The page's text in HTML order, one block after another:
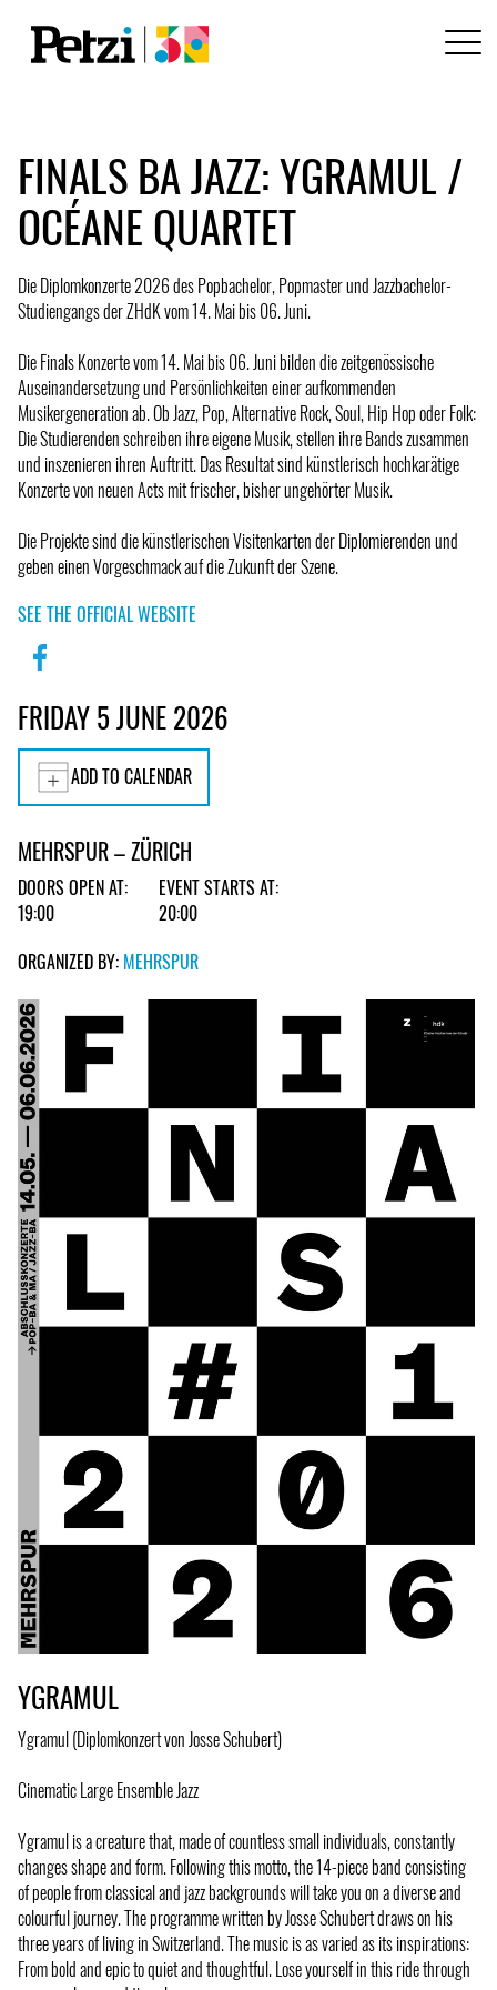
FINALS BA JAZZ: YGRAMUL /
OCÉANE QUARTET
Die Diplomkonzerte 2026 des Popbachelor, Popmaster und Jazzbachelor-
Studiengangs der ZHdK vom 14. Mai bis 06. Juni.
Die Finals Konzerte vom 14. Mai bis 06. Juni bilden die zeitgenössische
Auseinandersetzung und Persönlichkeiten einer aufkommenden
Musikergeneration ab. Ob Jazz, Pop, Alternative Rock, Soul, Hip Hop oder Folk:
Die Studierenden schreiben ihre eigene Musik, stellen ihre Bands zusammen
und inszenieren ihren Auftritt. Das Resultat sind künstlerisch hochkarätige
Konzerte von neuen Acts mit frischer, bisher ungehörter Musik.
Die Projekte sind die künstlerischen Visitenkarten der Diplomierenden und
geben einen Vorgeschmack auf die Zukunft der Szene.
SEE THE OFFICIAL WEBSITE
FRIDAY 5 JUNE 2026
ADD TO CALENDAR
MEHRSPUR – ZÜRICH
DOORS OPEN AT:
19:00
EVENT STARTS AT:
20:00
ORGANIZED BY: MEHRSPUR
YGRAMUL
Ygramul (Diplomkonzert von Josse Schubert)
Cinematic Large Ensemble Jazz
Ygramul is a creature that, made of countless small individuals, constantly
changes shape and form. Following this motto, the 14-piece band consisting
of people from classical and jazz backgrounds will take you on a diverse and
colourful journey. The programme written by Josse Schubert draws on his
three years of living in Switzerland. The music is as varied as its inspirations:
From bold and epic to quiet and thoughtful. Lose yourself in this ride through